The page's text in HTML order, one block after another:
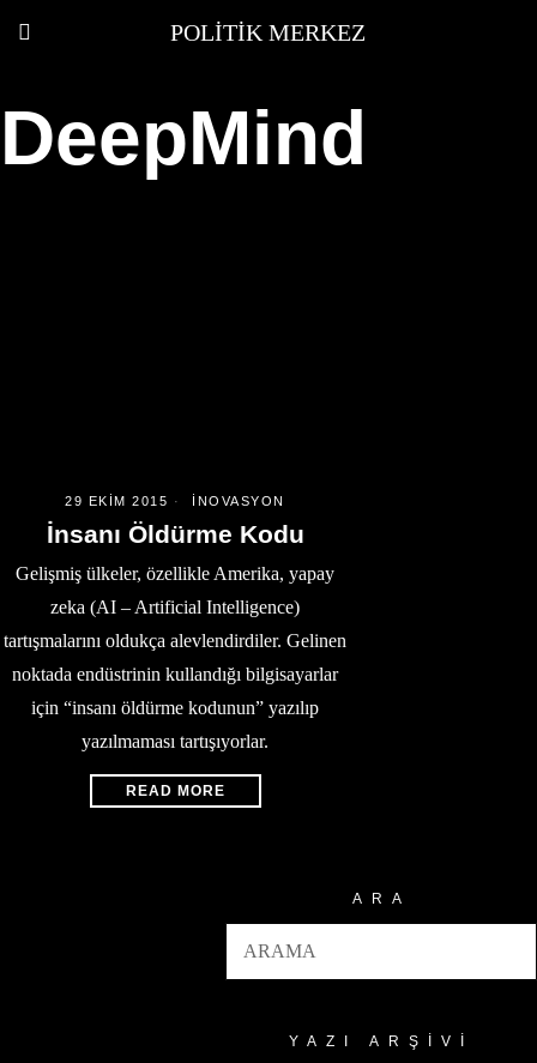
POLITIK MERKEZ
DeepMind
29 EKIM 2015 İNOVASYON
İnsanı Öldürme Kodu
Gelişmiş ülkeler, özellikle Amerika, yapay
zeka (AI – Artificial Intelligence)
tartışmalarını oldukça alevlendirdiler. Gelinen
noktada endüstrinin kullandığı bilgisayarlar
için “insanı öldürme kodunun” yazılıp
yazılmaması tartışıyorlar.
READ MORE
ARA
YAZI ARŞIVI